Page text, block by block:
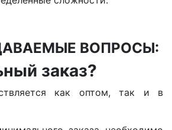
ВОПРОСЫ:
заказ?
как оптом, так и в